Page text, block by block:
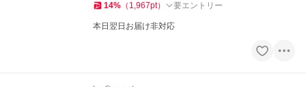
14% （ 1,967pt） 要エントリー
本日翌日お届け非対応